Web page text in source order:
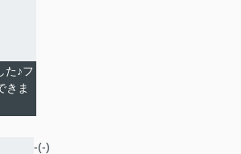
た♪フ
きま
-(-)